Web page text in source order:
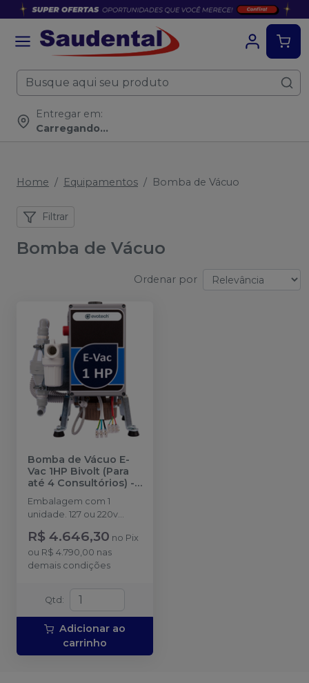
Entregar em:
Carregando...
Home Equipamentos Bomba de Vácuo
Filtrar
Bomba de Vácuo
Ordenar por
Bomba de Vácuo E-
Vac 1HP Bivolt (Para
até 4 Consultórios) -
EVOTECH
Embalagem com 1
unidade. 127 ou 220v
(Com chave seletora).
R$ 4.646,30 no Pix
ou R$ 4.790,00 nas
demais condições
Qtd :
Adicionar ao
carrinho